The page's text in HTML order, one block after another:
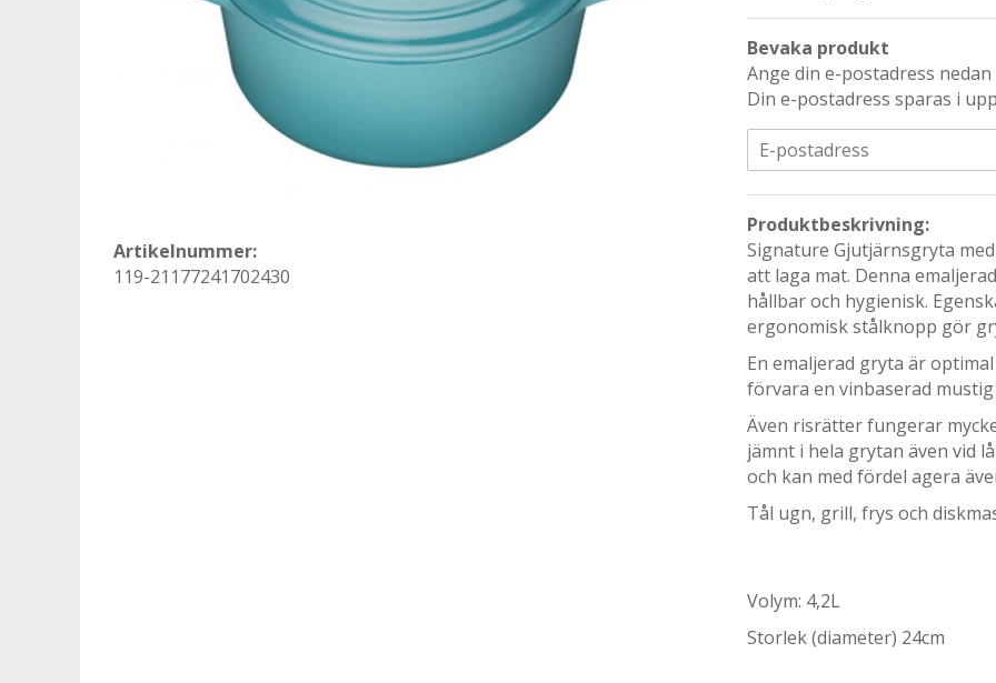
Bevaka produkt
Ange din e-postadress
Din e-postadress sparas i
Produktbeskrivning:
Signature Gjutjärnsgryta
att laga mat. Denna
hållbar och hygienisk.
ergonomisk stålknopp gör
En emaljerad gryta är
förvara en vinbaserad
Även risrätter fungerar
jämnt i hela grytan även vid
och kan med fördel agera
Tål ugn, grill, frys och
Volym: 4,2L
Storlek (diameter) 24cm
Artikelnummer:
119-21177241702430